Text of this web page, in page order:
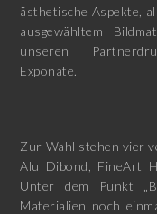
ästhetische Aspekte,
ausgewähltem
unseren
Exponate.
Zur Wahl stehen vier
Alu Dibond, FineArt
Unter dem Punkt
Materialien noch